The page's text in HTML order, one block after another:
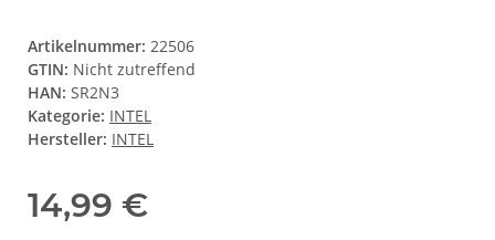
Artikelnummer: 22506
GTIN: Nicht zutreffend
HAN: SR2N3
Kategorie: INTEL
Hersteller: INTEL
14,99 €